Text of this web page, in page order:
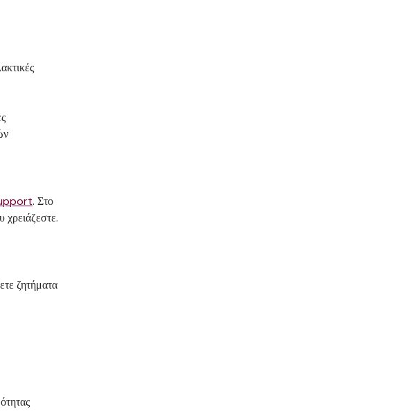
. Στο
χρειάζεστε.
ζητήματα